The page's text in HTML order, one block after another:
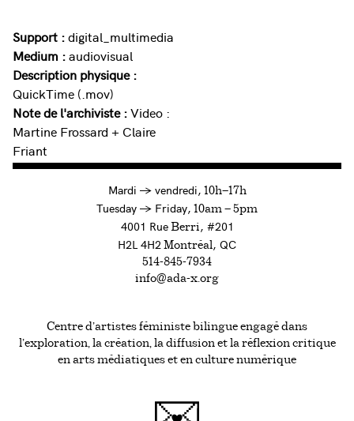
Support :digital_multimedia
Medium :audiovisual
Description physique :
QuickTime (.mov)
Note de l'archiviste :Video :
Martine Frossard + Claire
Friant
Mardi →à
vendredi, 10h—17h
Tuesday →toFriday, 10am — 5pm
4001 RueBerri, #201
H2L 4H2 Montréal, QC
514-845-7934
info@ada-x.org
Centre d’artistes féministe bilingue engagé dans
l’exploration, la création, la diffusion et la réflexion critique
en arts médiatiques et en culture numérique